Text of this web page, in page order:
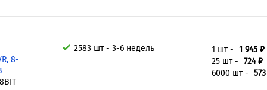
8-
2583 шт - 3-6 недель 1 шт - 1 945 ₽
25 шт - 724 ₽
6000 шт -